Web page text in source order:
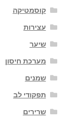
קוסמטיקה
עצירות
שיער
מערכת חיסון
שמנים
תפקודי לב
שרירים